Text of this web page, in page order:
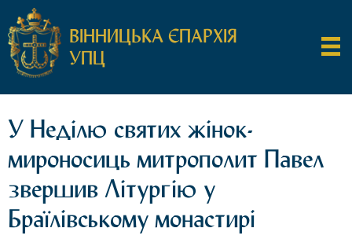
ВІННИЦЬКА ЄПАРХІЯ
УПЦ
У Неділю святих жінок-
мироносиць митрополит Павел
звершив Літургію у
Браїлівському монастирі